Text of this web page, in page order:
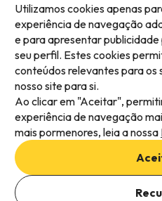
Adicionar datas para verificar
Métodos de pagamento
Termos e condições gerais
Privacidade dos dados
Política de cookies
Utilizamos cookies apenas
experiência de navegação
e para apresentar
seu perfil. Estes cookies
conteúdos relevantes para os
nosso site para si.
Ao clicar em "Aceitar",
experiência de navegação
mais pormenores, leia a nossa